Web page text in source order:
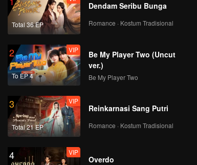
Total 36 EP
Dendam Seribu Bunga
Romance · Kostum Tradisional
2
To EP 4
VIP
Be My Player Two (Uncut
ver.)
Be My Player Two
3
Total 21 EP
VIP
Reinkarnasi Sang Putri
Romance · Kostum Tradisional
4 VIP
Overdo